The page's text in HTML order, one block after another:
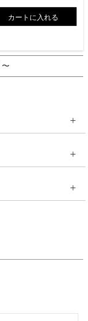
カートに入れる
〜